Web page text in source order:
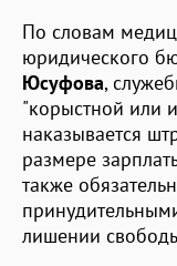
По словам
юридического
Юсуфова,
"корыстной или
наказывается
размере
также
лишении